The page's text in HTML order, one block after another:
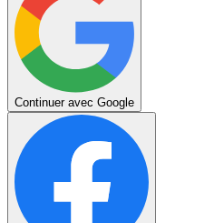
Continuer avec Google